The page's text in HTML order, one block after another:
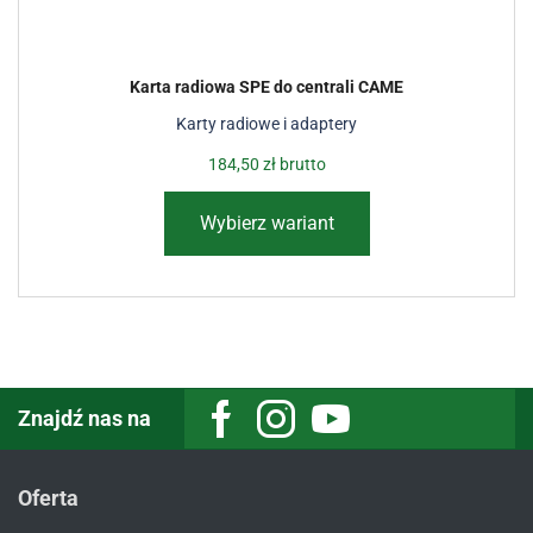
Karty radiowe i adaptery
Karta radiowa SPE do centrali CAME
184,50 złbrutto
Wybierz wariant
Znajdź nas na FacebookInstagramYoutube
Oferta